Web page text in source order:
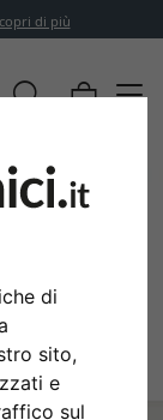
di
sito,
e
sul
di più